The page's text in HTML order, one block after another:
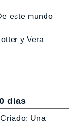
este mundo
y Vera
dias
Una